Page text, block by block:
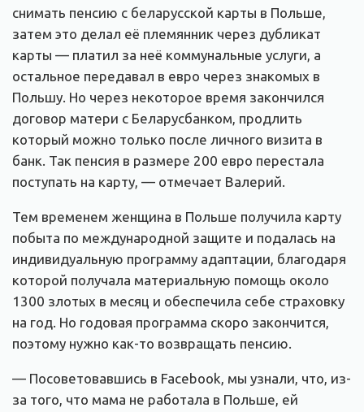
снимать пенсию с беларусской карты в Польше,
затем это делал её племянник через дубликат
карты — платил за неё коммунальные услуги, а
остальное передавал в евро через знакомых в
Польшу. Но через некоторое время закончился
договор матери с Беларусбанком, продлить
который можно только после личного визита в
банк. Так пенсия в размере 200 евро перестала
поступать на карту, — отмечает Валерий.
Тем временем женщина в Польше получила карту
побыта по международной защите и подалась на
индивидуальную программу адаптации, благодаря
которой получала материальную помощь около
1300 злотых в месяц и обеспечила себе страховку
на год. Но годовая программа скоро закончится,
поэтому нужно как-то возвращать пенсию.
— Посоветовавшись в Facebook, мы узнали, что, из-
за того, что мама не работала в Польше, ей